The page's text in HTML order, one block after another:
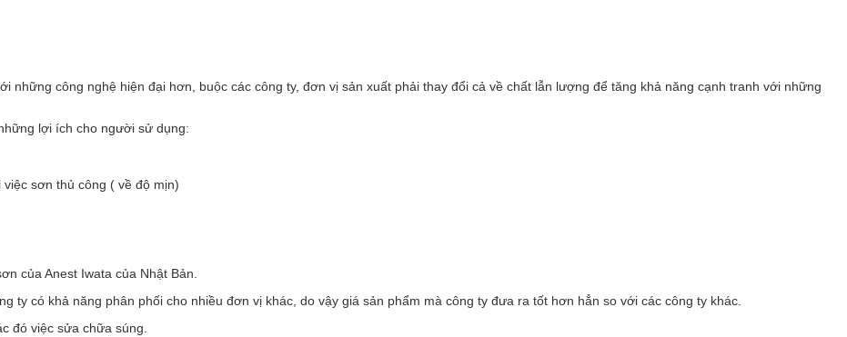
những công nghệ hiện đại hơn, buộc các công ty, đơn vị sản xuất phải thay đổi cả về chất lẫn lượng để tăng khả năng cạnh tranh với những
lợi ích cho người sử dụng:
sơn thủ công ( về độ mịn)
của Anest Iwata của Nhật Bản.
ty có khả năng phân phối cho nhiều đơn vị khác, do vậy giá sản phẩm mà công ty đưa ra tốt hơn hẳn so với các công ty khác.
đó việc sửa chữa súng.